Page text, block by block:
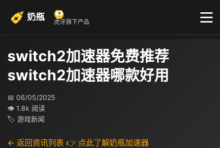
奶瓶 虎牙旗下产品
switch2加速器免费推荐
switch2加速器哪款好用
📅 06/05/2025
👁 1.8k 阅读
🏷 游戏新闻
← 返回资讯列表 👉 点此了解奶瓶加速器